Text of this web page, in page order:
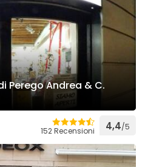
Perego Andrea & C.
152 Recensioni 4,4/5